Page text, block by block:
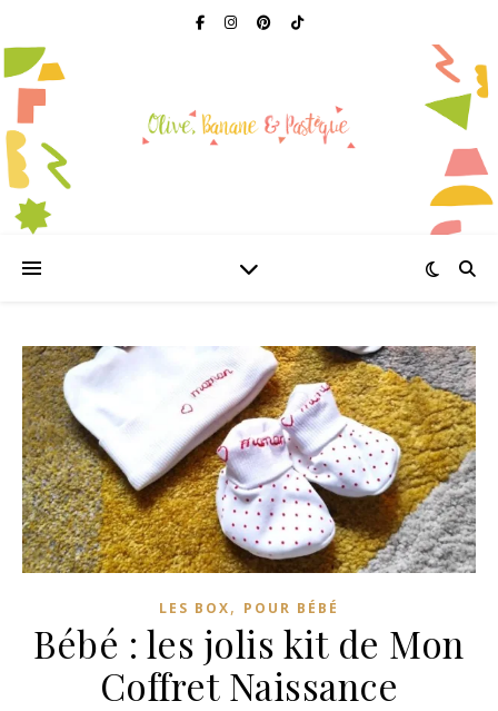
LES BOX, POUR BÉBÉ
Bébé : les jolis kit de Mon
Coffret Naissance